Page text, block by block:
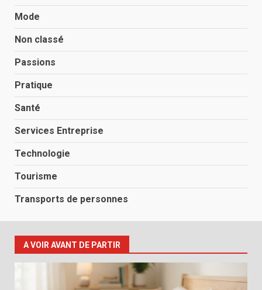
Mode
Non classé
Passions
Pratique
Santé
Services Entreprise
Technologie
Tourisme
Transports de personnes
A VOIR AVANT DE PARTIR